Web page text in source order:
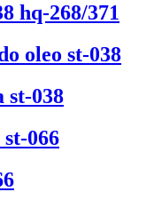
hq-268/371
oleo st-038
st-038
066